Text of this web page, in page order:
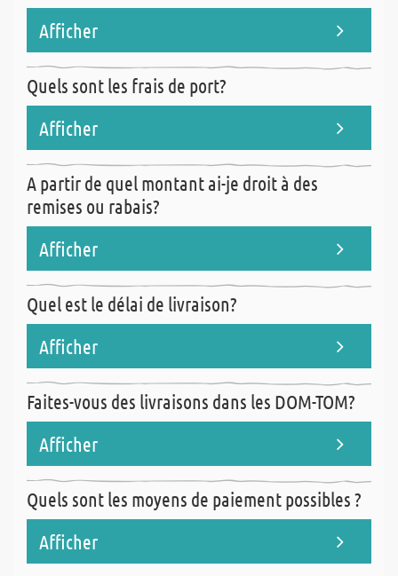
Afficher
Le minimum de commande est de 15,00 euros.
Quels sont les frais de port?
Afficher
Veuillez voir le point „ frais de port & remises
A partir de quel montant ai-je droit à des
remises ou rabais?
Afficher
Veuillez voir le point „ frais de port & remises
Quel est le délai de livraison?
Afficher
En règle générale, il faut compter 3 à 4 jours ouvrés pour la
livraison.
Faites-vous des livraisons dans les DOM-TOM?
Afficher
Non nous ne livrons pas les DOM-TOM, uniquement la France
Métropolitaine, la Corse et Monaco!
Quels sont les moyens de paiement possibles ?
Afficher